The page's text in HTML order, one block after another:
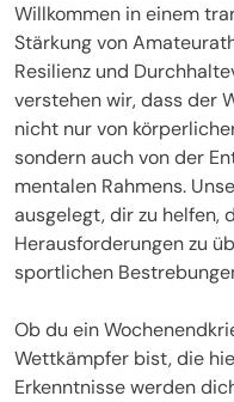
Willkommen in einem
Stärkung von
Resilienz und
verstehen wir, dass der
nicht nur von
sondern auch von der
mentalen Rahmens.
ausgelegt, dir zu helfen,
Herausforderungen zu
sportlichen
Ob du ein
Wettkämpfer bist, die
Erkenntnisse werden